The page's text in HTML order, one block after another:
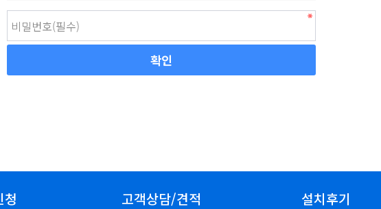
청 고객상담/견적 설치후기